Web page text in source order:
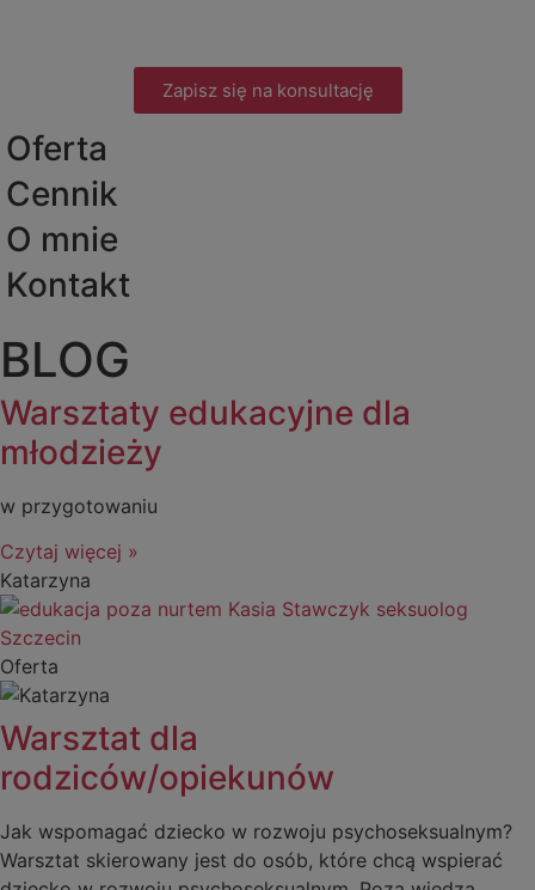
Zapisz się na konsultację
Oferta
Cennik
O mnie
Kontakt
BLOG
Warsztaty edukacyjne dla
młodzieży
w przygotowaniu
Czytaj więcej »
Katarzyna
Oferta
Warsztat dla
rodziców/opiekunów
Jak wspomagać dziecko w rozwoju psychoseksualnym?
Warsztat skierowany jest do osób, które chcą wspierać